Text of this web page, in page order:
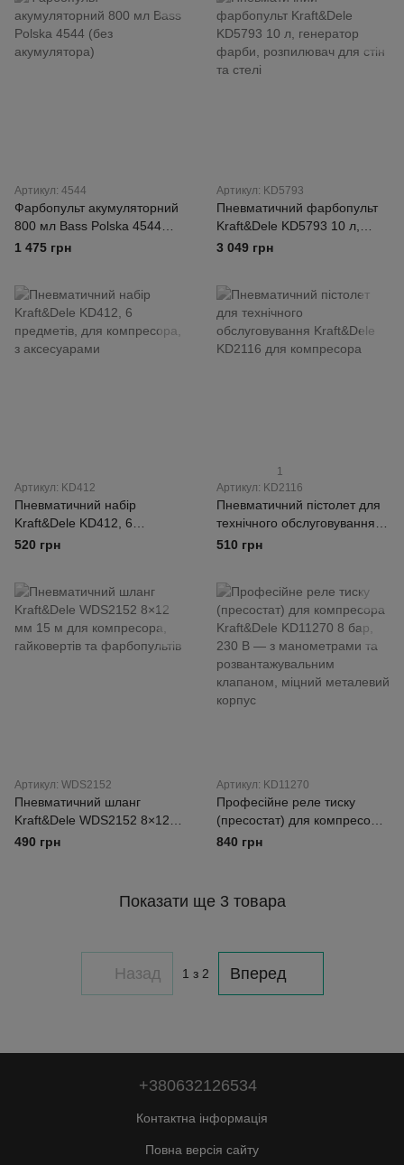
Артикул: 4544
Фарбопульт акумуляторний
800 мл Bass Polska 4544
(без акумулятора)
1 475 грн
Артикул: KD5793
Пневматичний фарбопульт
Kraft&Dele KD5793 10 л,
генератор фарби,
3 049 грн
Артикул: KD412
Пневматичний набір
Kraft&Dele KD412, 6
предметів, для компресора,
520 грн
1
Артикул: KD2116
Пневматичний пістолет для
технічного обслуговування
Kraft&Dele KD2116 для
510 грн
Артикул: WDS2152
Пневматичний шланг
Kraft&Dele WDS2152 8×12
мм 15 м для компресора,
490 грн
Артикул: KD11270
Професійне реле тиску
(пресостат) для компресора
Kraft&Dele KD11270 8 бар,
корпус
840 грн
Показати ще 3 товара
Назад 1 з 2 Вперед
+380632126534
Контактна інформація
Повна версія сайту